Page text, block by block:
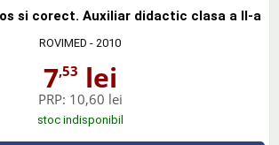
si corect. Auxiliar didactic clasa a II-a
ROVIMED - 2010
7,53 lei
PRP: 10,60 lei
stoc indisponibil